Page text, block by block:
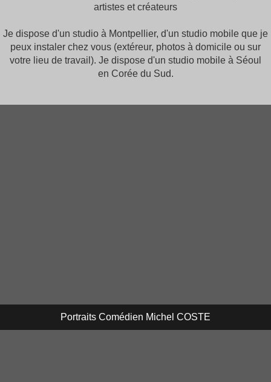
artistes et créateurs
Je dispose d'un studio à Montpellier, d'un studio mobile que je
peux instaler chez vous (extéreur, photos à domicile ou sur
votre lieu de travail). Je dispose d'un studio mobile à Séoul
en Corée du Sud.
Portraits Comédien Michel COSTE